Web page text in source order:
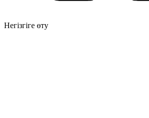
Негізгіге өту